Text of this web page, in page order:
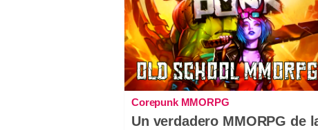
Corepunk MMORPG
Un verdadero MMORPG de